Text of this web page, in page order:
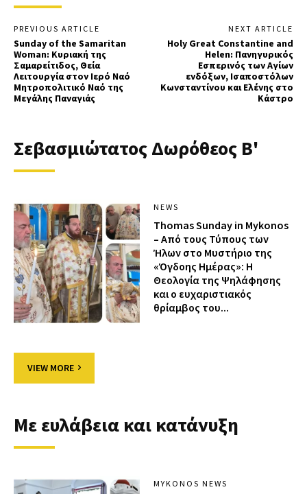
PREVIOUS ARTICLE
Sunday of the Samaritan
Woman: Κυριακή της
Σαμαρείτιδος, Θεία
Λειτουργία στον Ιερό Ναό
Μητροπολιτικό Ναό της
Μεγάλης Παναγιάς
NEXT ARTICLE
Holy Great Constantine and
Helen: Πανηγυρικός
Εσπερινός των Αγίων
ενδόξων, Ισαποστόλων
Κωνσταντίνου και Ελένης στο
Κάστρο
Σεβασμιώτατος Δωρόθεος Β'
NEWS
Thomas Sunday in Mykonos
– Από τους Τύπους των
Ήλων στο Μυστήριο της
«Όγδοης Ημέρας»: Η
Θεολογία της Ψηλάφησης
και ο ευχαριστιακός
θρίαμβος του...
VIEW MORE
Με ευλάβεια και κατάνυξη
MYKONOS NEWS